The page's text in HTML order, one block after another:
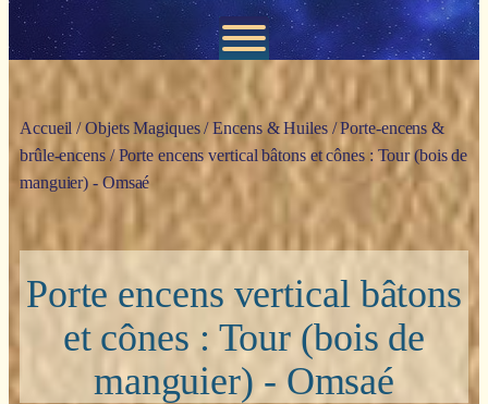
Accueil /Objets Magiques/Encens & Huiles/Porte-encens &
brûle-encens/ Porte encens vertical bâtons et cônes : Tour (bois de
manguier) - Omsaé
Porte encens vertical bâtons
et cônes : Tour (bois de
manguier) - Omsaé